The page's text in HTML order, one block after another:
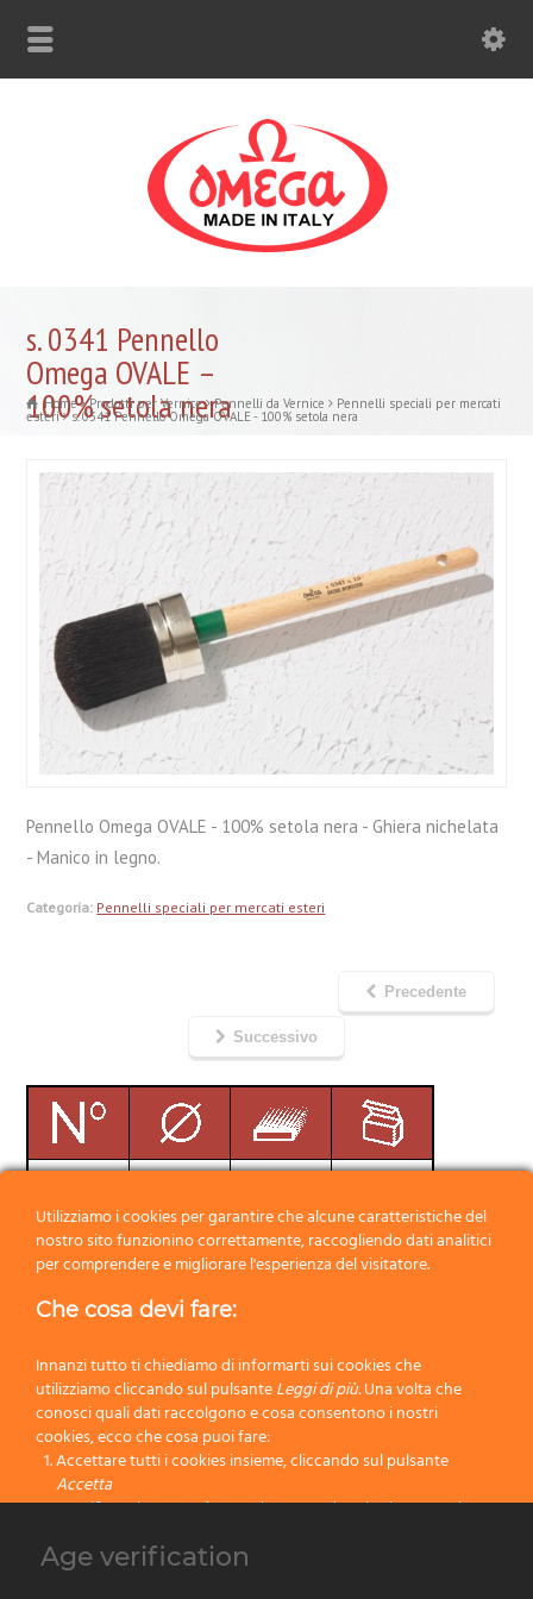
s. 0341 Pennello
Omega OVALE –
100% setola nera
Home Prodotti per Vernice Pennelli da Vernice Pennelli speciali per mercati
esteri s. 0341 Pennello Omega OVALE - 100% setola nera
Pennello Omega OVALE - 100% setola nera - Ghiera nichelata
- Manico in legno.
Categoria: Pennelli speciali per mercati esteri
Precedente
Successivo
00 18,3×25,3 48 12
0 25×32,8
29,7×38,5 12
4 33,8×43,5 55 12
6 38,3×49 55 12
10
Utilizziamo i cookies per garantire che alcune caratteristiche del
nostro sito funzionino correttamente, raccogliendo dati analitici
per comprendere e migliorare l'esperienza del visitatore.
Che cosa devi fare:
Innanzi tutto ti chiediamo di informarti sui cookies che
utilizziamo cliccando sul pulsanteLeggi di più.Una volta che
conosci quali dati raccolgono e cosa consentono i nostri
cookies, ecco che cosa puoi fare:
Accettare tutti i cookies insieme, cliccando sul pulsante
Accetta
Specificare le tue preferenze impostando selettivamente i
Bloccare tutti i cookies cliccando sul pulsante
Age verification